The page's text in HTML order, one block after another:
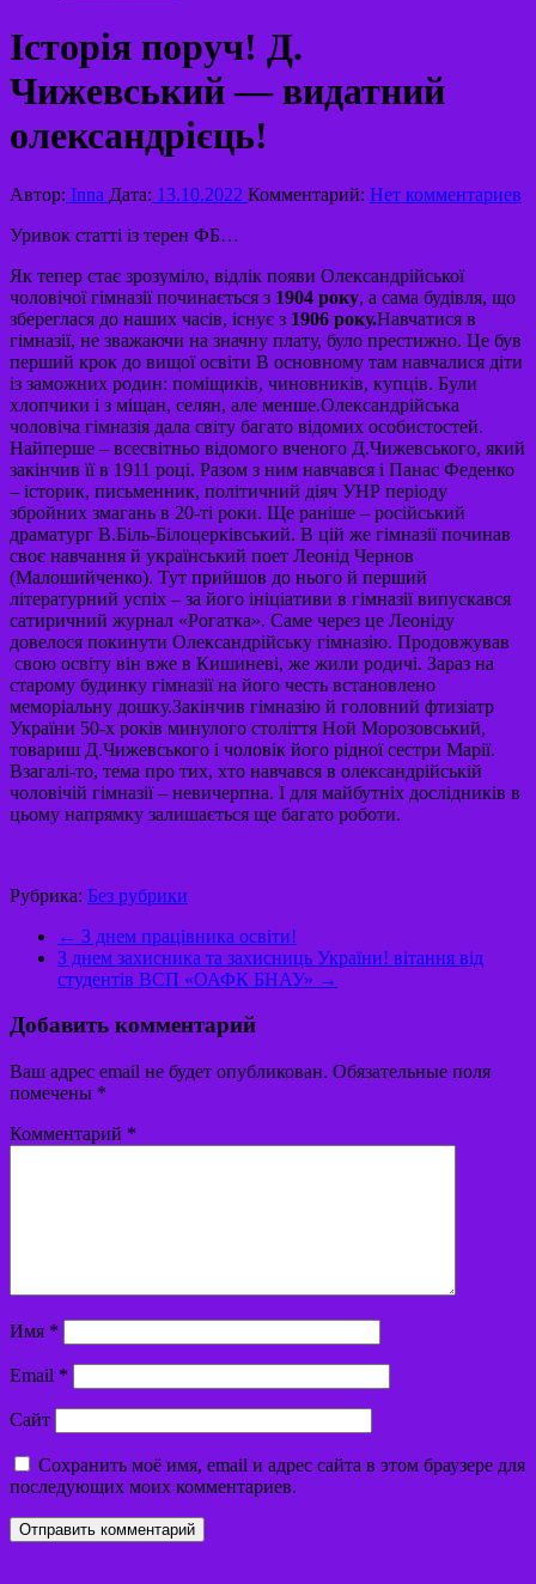
Історія поруч! Д.
Чижевський — видатний
олександрієць!
Автор: Inna Дата: 13.10.2022 Комментарий: Нет комментариев
Уривок статті із терен ФБ…
Як тепер стає зрозуміло, відлік появи Олександрійської
чоловічої гімназії починається з 1904 року, а сама будівля, що
збереглася до наших часів, існує з 1906 року.Навчатися в
гімназії, не зважаючи на значну плату, було престижно. Це був
перший крок до вищої освіти В основному там навчалися діти
із заможних родин: поміщиків, чиновників, купців. Були
хлопчики і з міщан, селян, але менше.Олександрійська
чоловіча гімназія дала світу багато відомих особистостей.
Найперше – всесвітньо відомого вченого Д.Чижевського, який
закінчив її в 1911 році. Разом з ним навчався і Панас Феденко
– історик, письменник, політичний діяч УНР періоду
збройних змагань в 20-ті роки. Ще раніше – російський
драматург В.Біль-Білоцерківський. В цій же гімназії починав
своє навчання й український поет Леонід Чернов
(Малошийченко). Тут прийшов до нього й перший
літературний успіх – за його ініціативи в гімназії випускався
сатиричний журнал «Рогатка». Саме через це Леоніду
довелося покинути Олександрійську гімназію. Продовжував
свою освіту він вже в Кишиневі, же жили родичі. Зараз на
старому будинку гімназії на його честь встановлено
меморіальну дошку.Закінчив гімназію й головний фтизіатр
України 50-х років минулого століття Ной Морозовський,
товариш Д.Чижевського і чоловік його рідної сестри Марії.
Взагалі-то, тема про тих, хто навчався в олександрійській
чоловічій гімназії – невичерпна. І для майбутніх дослідників в
цьому напрямку залишається ще багато роботи.
Рубрика: Без рубрики
← З днем працівника освіти!
З днем захисника та захисниць України! вітання від
студентів ВСП «ОАФК БНАУ» →
Добавить комментарий
Ваш адрес email не будет опубликован. Обязательные поля
помечены *
Комментарий *
Имя *
Email *
Сайт
Сохранить моё имя, email и адрес сайта в этом браузере для
последующих моих комментариев.